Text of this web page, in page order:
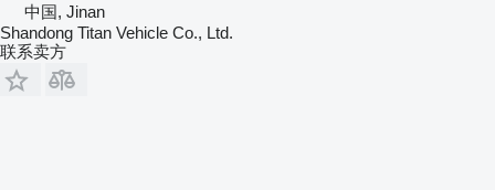
中国, Jinan
Shandong Titan Vehicle Co., Ltd.
联系卖方